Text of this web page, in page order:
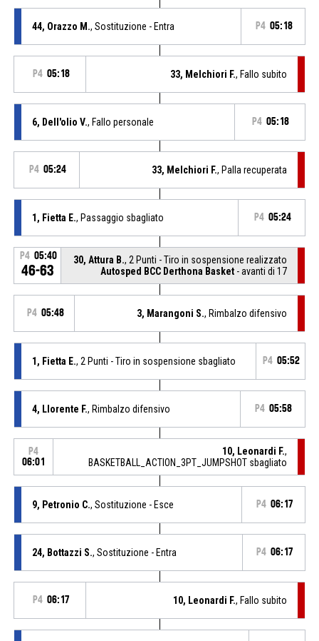
44, Orazzo M., Sostituzione - Entra P4 05:18
P4 05:18 33, Melchiori F., Fallo subito
6, Dell'olio V., Fallo personale P4 05:18
P4 05:24 33, Melchiori F., Palla recuperata
1, Fietta E., Passaggio sbagliato P4 05:24
P4 05:40
46-63
30, Attura B., 2 Punti - Tiro in sospensione realizzato
Autosped BCC Derthona Basket - avanti di 17
P4 05:48 3, Marangoni S., Rimbalzo difensivo
1, Fietta E., 2 Punti - Tiro in sospensione sbagliato P4 05:52
4, Llorente F., Rimbalzo difensivo P4 05:58
P4
06:01
10, Leonardi F.,
BASKETBALL_ACTION_3PT_JUMPSHOT sbagliato
9, Petronio C., Sostituzione - Esce P4 06:17
24, Bottazzi S., Sostituzione - Entra P4 06:17
P4 06:17 10, Leonardi F., Fallo subito